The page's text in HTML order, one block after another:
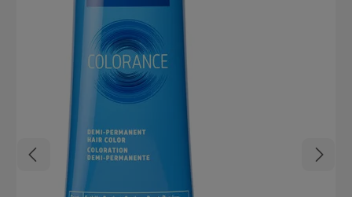
oder Stäbchen präzise auftragen; Härchen vom Ansatz bis zur
Spitze mit Paste bedecken, Farbreste auf der umliegenden Haut
mit einem feuchten Wattepad abwischen Paste zwischen 2 und 10
Minuten einwirken lassen. Je länger die Einwirkzeit, desto
intensiver das Ergebnis. Für ein helleres Ergebnis maximal 3
Minuten wirken lassen Paste mit angefeuchtetem Wattepad sanft
entfernen Ev. Anfärbungen unter oder über den Brauen mit
Entferner abmachen Fertig sind die Power-Brows für die nächsten